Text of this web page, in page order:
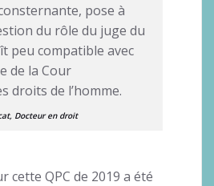
pose à
du rôle du juge du
peu compatible avec
de la Cour
droits de l’homme.
Docteur en droit
cette QPC de 2019 a été